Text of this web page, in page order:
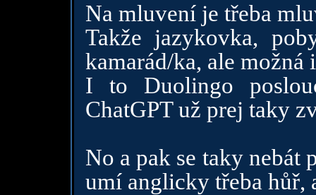
Na mluvení je třeba
Takže jazykovka,
kamarád/ka, ale
I to Duolingo
ChatGPT už prej taky
No a pak se taky
umí anglicky třeba hůř,